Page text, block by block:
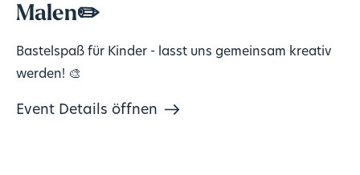
Malen✏️
Bastelspaß für Kinder - lasst uns gemeinsam kreativ
werden! 🎨
Event Details öffnen